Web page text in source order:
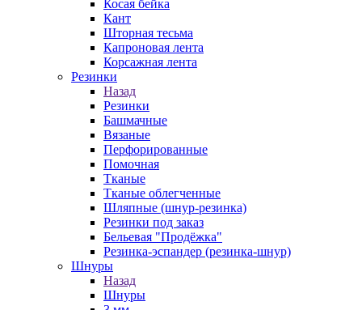
Косая бейка
Кант
Шторная тесьма
Капроновая лента
Корсажная лента
Резинки
Назад
Резинки
Башмачные
Вязаные
Перфорированные
Помочная
Тканые
Тканые облегченные
Шляпные (шнур-резинка)
Резинки под заказ
Бельевая "Продёжка"
Резинка-эспандер (резинка-шнур)
Шнуры
Назад
Шнуры